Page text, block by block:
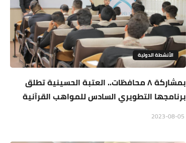
الأنشطة الدولية
بمشاركة ٨ محافظات.. العتبة الحسينية تطلق
برنامجها التطويري السادس للمواهب القرآنية